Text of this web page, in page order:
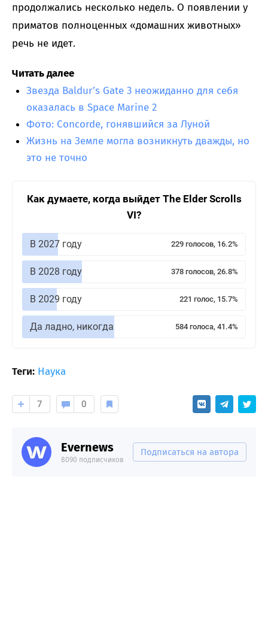
продолжались несколько недель. О появлении у
приматов полноценных «домашних животных»
речь не идет.
Читать далее
Звезда Baldur’s Gate 3 неожиданно для себя
оказалась в Space Marine 2
Фото: Concorde, гонявшийся за Луной
Жизнь на Земле могла возникнуть дважды, но
это не точно
Как думаете, когда выйдет The Elder Scrolls
VI?
В 2027 году 229 голосов, 16.2%
В 2028 году 378 голосов, 26.8%
В 2029 году 221 голос, 15.7%
Да ладно, никогда 584 голоса, 41.4%
Теги: Наука
7 0
Evernews
8090 подписчиков
Подписаться на автора